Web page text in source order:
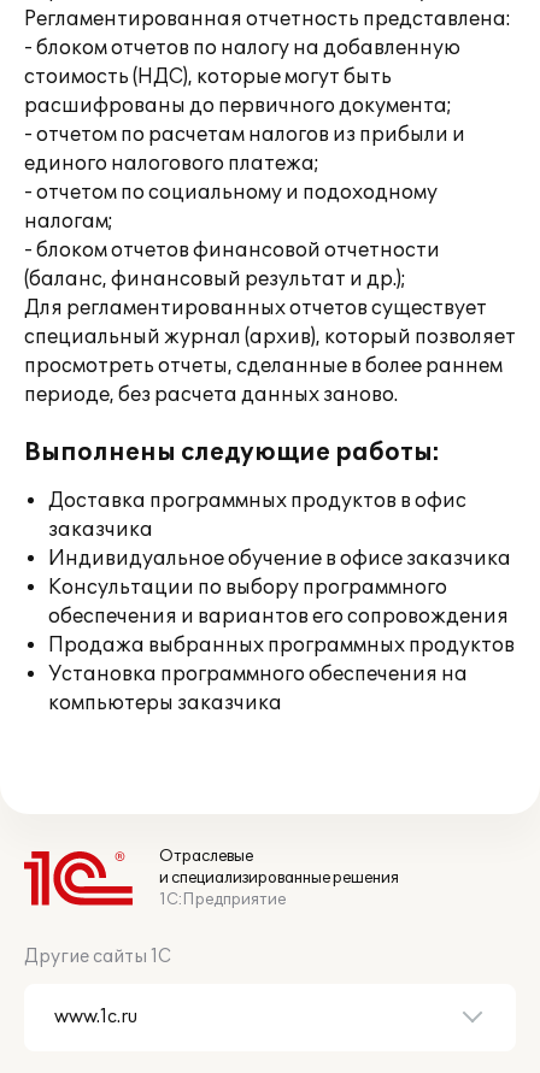
Регламентированная отчетность представлена:
- блоком отчетов по налогу на добавленную
стоимость (НДС), которые могут быть
расшифрованы до первичного документа;
- отчетом по расчетам налогов из прибыли и
единого налогового платежа;
- отчетом по социальному и подоходному
налогам;
- блоком отчетов финансовой отчетности
(баланс, финансовый результат и др.);
Для регламентированных отчетов существует
специальный журнал (архив), который позволяет
просмотреть отчеты, сделанные в более раннем
периоде, без расчета данных заново.
Выполнены следующие работы:
Доставка программных продуктов в офис
заказчика
Индивидуальное обучение в офисе заказчика
Консультации по выбору программного
обеспечения и вариантов его сопровождения
Продажа выбранных программных продуктов
Установка программного обеспечения на
компьютеры заказчика
Отраслевые
и специализированные решения
1С:Предприятие
Другие сайты 1С